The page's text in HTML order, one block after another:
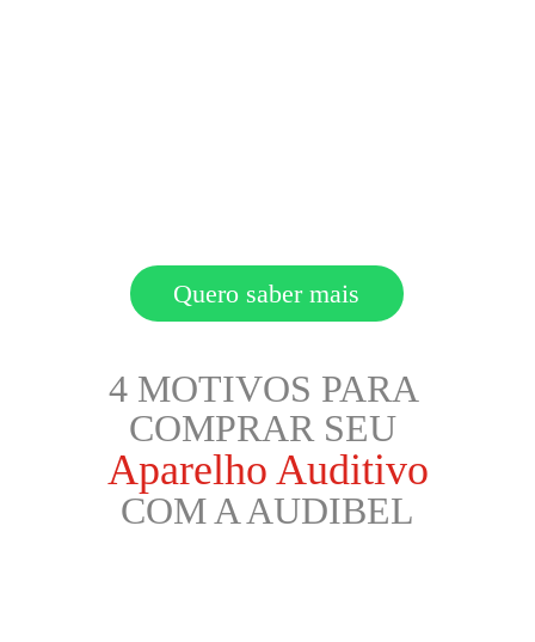
Quero saber mais
4 MOTIVOS PARA
COMPRAR SEU
Aparelho Auditivo
COM A AUDIBEL